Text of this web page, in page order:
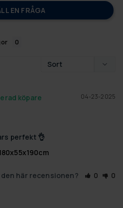
EN FRÅGA
04-23-2025
perfekt 👌
här recensionen? 0 0